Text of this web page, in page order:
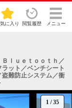
に入り 閲覧履歴 メニュー
ｌｕｅｔｏｏｔｈ／
ット／ベンチシート
難防止システム／衝
1 /35